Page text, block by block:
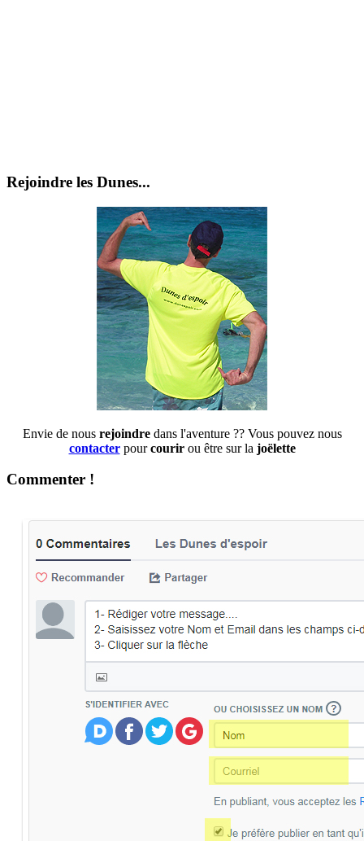
Rejoindre les Dunes...
Envie de nous rejoindre dans l'aventure ?? Vous pouvez nous
contacterpourcourir ou être sur la joëlette
Commenter !